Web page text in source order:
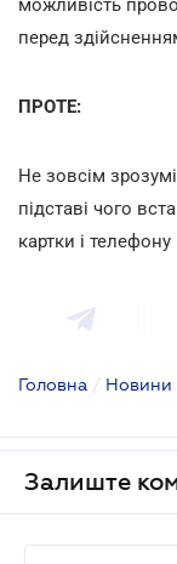
можливість
перед
ПРОТЕ:
Не зовсім
підставі чого
картки і
Головна / Новини
Залиште